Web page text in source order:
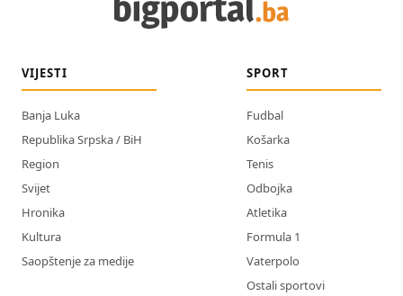
VIJESTI
Banja Luka
Republika Srpska / BiH
Region
Svijet
Hronika
Kultura
Saopštenje za medije
SPORT
Fudbal
Košarka
Tenis
Odbojka
Atletika
Formula 1
Vaterpolo
Ostali sportovi